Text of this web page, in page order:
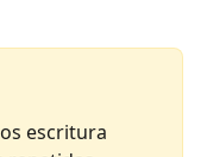
escritura